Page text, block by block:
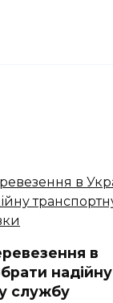
в
надійну
службу